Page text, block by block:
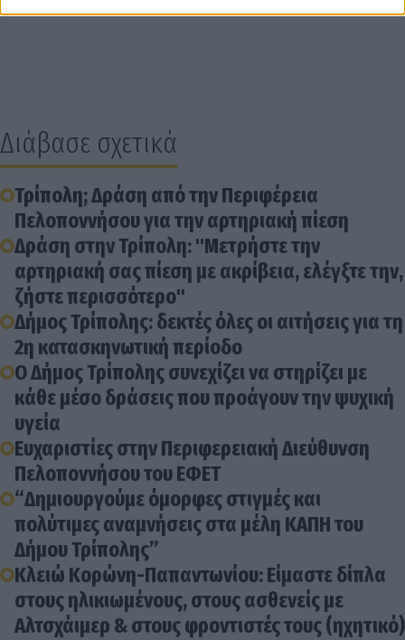
Διάβασε σχετικά
Τρίπολη; Δράση από την Περιφέρεια
Πελοποννήσου για την αρτηριακή πίεση
Δράση στην Τρίπολη: "Μετρήστε την
αρτηριακή σας πίεση με ακρίβεια, ελέγξτε την,
ζήστε περισσότερο"
Δήμος Τρίπολης: δεκτές όλες οι αιτήσεις για τη
2η κατασκηνωτική περίοδο
Ο Δήμος Τρίπολης συνεχίζει να στηρίζει με
κάθε μέσο δράσεις που προάγουν την ψυχική
υγεία
Ευχαριστίες στην Περιφερειακή Διεύθυνση
Πελοποννήσου του ΕΦΕΤ
“Δημιουργούμε όμορφες στιγμές και
πολύτιμες αναμνήσεις στα μέλη ΚΑΠΗ του
Δήμου Τρίπολης”
Κλειώ Κορώνη-Παπαντωνίου: Είμαστε δίπλα
στους ηλικιωμένους, στους ασθενείς με
Αλτσχάιμερ & στους φροντιστές τους (ηχητικό)